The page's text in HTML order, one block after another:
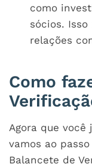
como
sócios.
relações
Como
Agora que você
vamos ao
Balancete de